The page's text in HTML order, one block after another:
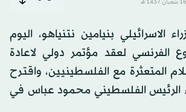
الاسرائيلي بنيامين نتنياهو، اليوم
الفرنسي لعقد مؤتمر دولي لاعادة
المتعثرة مع الفلسطينيين، واقترح
الرئيس الفلسطيني محمود عباس في